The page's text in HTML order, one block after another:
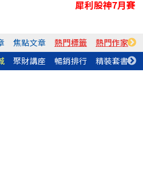
犀利股神7月賽
焦點文章 熱門標籤 熱門作家
聚財講座 暢銷排行 精裝套書